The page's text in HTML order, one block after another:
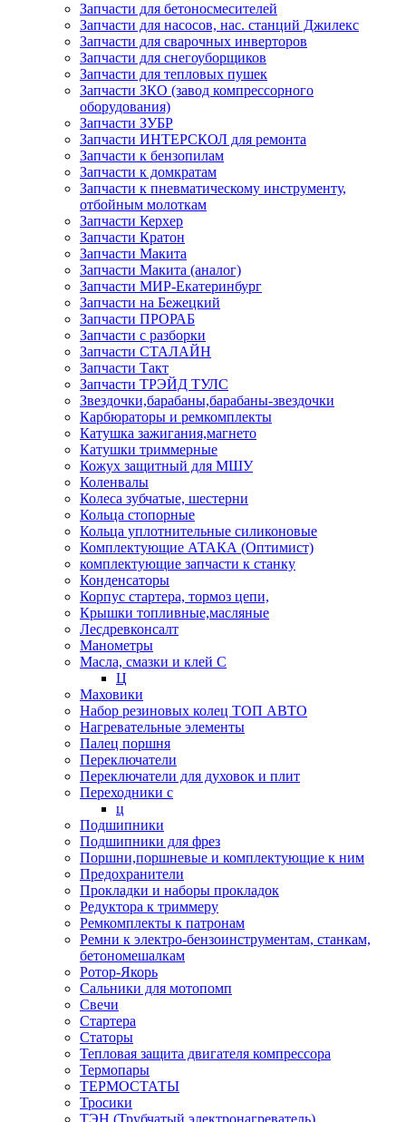
Запчасти для бетоносмесителей
Запчасти для насосов, нас. станций Джилекс
Запчасти для сварочных инверторов
Запчасти для снегоуборщиков
Запчасти для тепловых пушек
Запчасти ЗКО (завод компрессорного
оборудования)
Запчасти ЗУБР
Запчасти ИНТЕРСКОЛ для ремонта
Запчасти к бензопилам
Запчасти к домкратам
Запчасти к пневматическому инструменту,
отбойным молоткам
Запчасти Керхер
Запчасти Кратон
Запчасти Макита
Запчасти Макита (аналог)
Запчасти МИР-Екатеринбург
Запчасти на Бежецкий
Запчасти ПРОРАБ
Запчасти с разборки
Запчасти СТАЛАЙН
Запчасти Такт
Запчасти ТРЭЙД ТУЛС
Звездочки,барабаны,барабаны-звездочки
Карбюраторы и ремкомплекты
Катушка зажигания,магнето
Катушки триммерные
Кожух защитный для МШУ
Коленвалы
Колеса зубчатые, шестерни
Кольца стопорные
Кольца уплотнительные силиконовые
Комплектующие АТАКА (Оптимист)
комплектующие запчасти к станку
Конденсаторы
Корпус стартера, тормоз цепи,
Крышки топливные,масляные
Лесдревконсалт
Манометры
Масла, смазки и клей С
Ц
Маховики
Набор резиновых колец ТОП АВТО
Нагревательные элементы
Палец поршня
Переключатели
Переключатели для духовок и плит
Переходники с
ц
Подшипники
Подшипники для фрез
Поршни,поршневые и комплектующие к ним
Предохранители
Прокладки и наборы прокладок
Редуктора к триммеру
Ремкомплекты к патронам
Ремни к электро-бензоинструментам, станкам,
бетономешалкам
Ротор-Якорь
Сальники для мотопомп
Свечи
Стартера
Статоры
Тепловая защита двигателя компрессора
Термопары
ТЕРМОСТАТЫ
Тросики
ТЭН (Трубчатый электронагреватель)